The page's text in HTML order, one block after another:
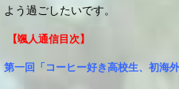
よう過ごしたいです。
【颯人通信目次】
第一回「コーヒー好き高校生、初海